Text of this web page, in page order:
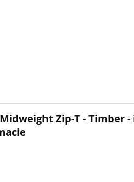
Midweight Zip-T -